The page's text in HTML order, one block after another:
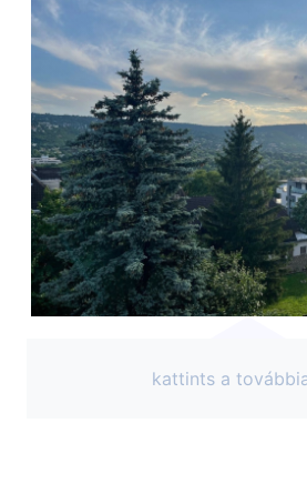
kattints a